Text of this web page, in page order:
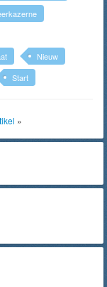
Nieuw
Start
»